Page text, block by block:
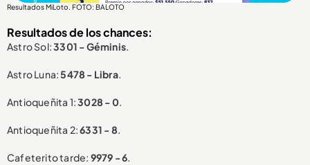
Resultados MiLoto. FOTO: BALOTO
Resultados de los chances:
Astro Sol:3301 - Géminis.
Astro Luna:5478 - Libra.
Antioqueñita 1:3028 - 0.
Antioqueñita 2:6331 - 8.
Cafeterito tarde: 9979 - 6.